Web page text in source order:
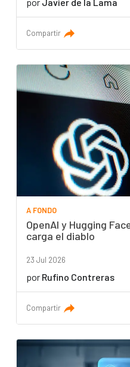
Compartir
A FONDO
OpenAI y Hugging
carga el diablo
23 Jul 2026
por Rufino Contreras
Compartir